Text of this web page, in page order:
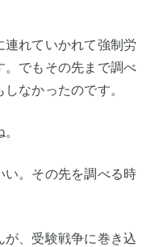
連れていかれて強制労
。でもその先まで調べ
なかったのです。
。その先を調べる時
、受験戦争に巻き込